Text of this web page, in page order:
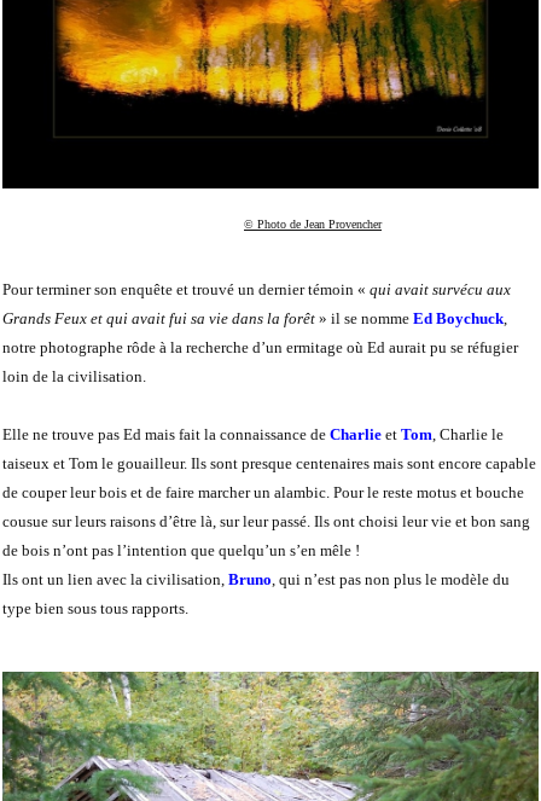
© Photo de Jean Provencher
Pour terminer son enquête et trouvé un dernier témoin « qui avait survécu aux
Grands Feux et qui avait fui sa vie dans la forêt » il se nomme Ed Boychuck
notre photographe rôde à la recherche d’un ermitage où Ed aurait pu se réfugier
loin de la civilisation.
Elle ne trouve pas Ed mais fait la connaissance de Charlie et Tom , Charlie le
taiseux et Tom le gouailleur. Ils sont presque centenaires mais sont encore capable
de couper leur bois et de faire marcher un alambic. Pour le reste motus et bouche
cousue sur leurs raisons d’être là, sur leur passé. Ils ont choisi leur vie et bon sang
de bois n’ont pas l’intention que quelqu’un s’en mêle !
Ils ont un lien avec la civilisation, Bruno , qui n’est pas non plus le modèle du
type bien sous tous rapports.